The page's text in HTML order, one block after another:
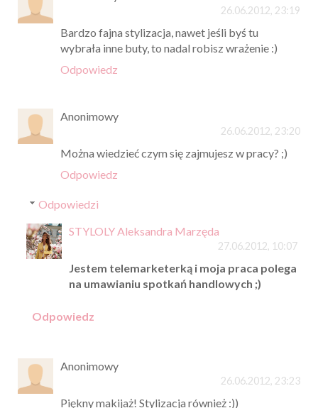
26.06.2012, 23:19
Bardzo fajna stylizacja, nawet jeśli byś tu
wybrała inne buty, to nadal robisz wrażenie :)
Odpowiedz
Anonimowy
26.06.2012, 23:20
Można wiedzieć czym się zajmujesz w pracy? ;)
Odpowiedz
Odpowiedzi
STYLOLY Aleksandra Marzęda
27.06.2012, 10:07
Jestem telemarketerką i moja praca polega
na umawianiu spotkań handlowych ;)
Odpowiedz
Anonimowy
26.06.2012, 23:23
Piękny makijaż! Stylizacja również :))